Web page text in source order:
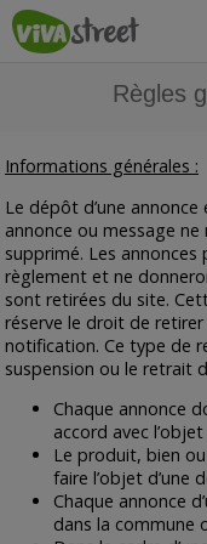
Règles
Informations générales :
Le dépôt d’une
annonce ou message
supprimé. Les
règlement et ne
sont retirées du site.
réserve le droit de
notification. Ce type de
suspension ou le retrait
Chaque annonce
accord avec l’objet
Le produit, bien
faire l’objet d’une
Chaque annonce
dans la commune